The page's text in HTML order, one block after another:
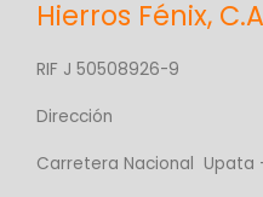
Hierros Fénix,
RIF J 50508926-9
Dirección
Carretera Nacional Upata